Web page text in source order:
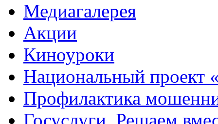
Медиагалерея
Акции
Киноуроки
Национальный проект
Профилактика